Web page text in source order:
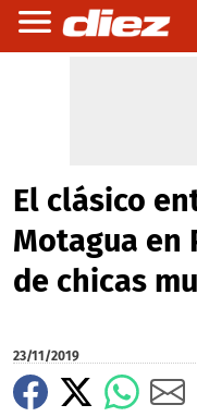
El clásico
Motagua en
de chicas
23/11/2019